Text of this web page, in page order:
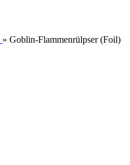
» Goblin-Flammenrülpser (Foil)